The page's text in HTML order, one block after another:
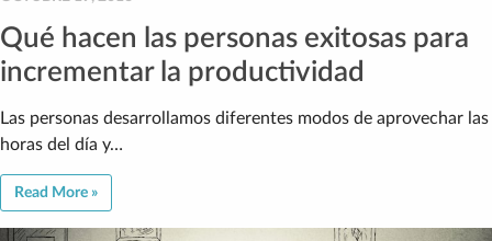
Qué hacen las personas exitosas para
incrementar la productividad
Las personas desarrollamos diferentes modos de aprovechar las
horas del día y…
Read More »